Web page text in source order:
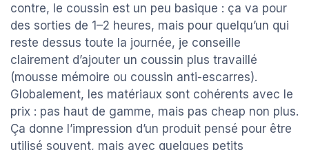
contre, le coussin est un peu basique : ça va pour
des sorties de 1–2 heures, mais pour quelqu’un qui
reste dessus toute la journée, je conseille
clairement d’ajouter un coussin plus travaillé
(mousse mémoire ou coussin anti-escarres).
Globalement, les matériaux sont cohérents avec le
prix : pas haut de gamme, mais pas cheap non plus.
Ça donne l’impression d’un produit pensé pour être
utilisé souvent, mais avec quelques petits